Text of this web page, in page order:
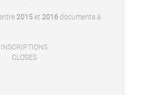
2015et 2016 documents à
INSCRIPTIONS
CLOSES